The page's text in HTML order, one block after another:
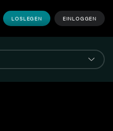
LOSLEGEN EINLOGGEN